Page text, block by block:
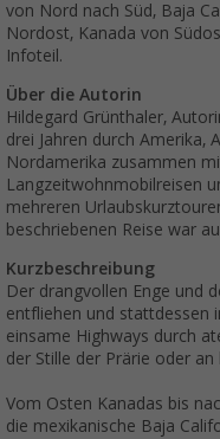
von Nord nach Süd, Baja
Nordost, Kanada von
Infoteil.
Über die Autorin
Hildegard Grünthaler,
drei Jahren durch Amerika,
Nordamerika zusammen
Langzeitwohnmobilreisen
mehreren
beschriebenen Reise war
Kurzbeschreibung
Der drangvollen Enge und
entfliehen und stattdessen
einsame Highways durch
der Stille der Prärie oder an
Vom Osten Kanadas bis
die mexikanische Baja